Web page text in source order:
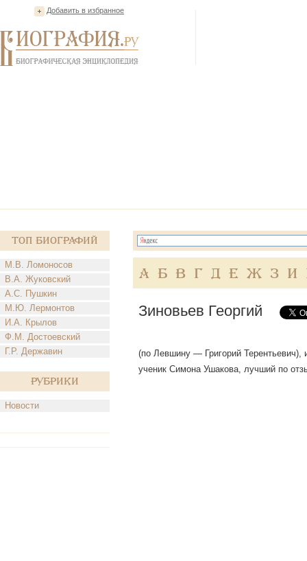
Добавить в избранное
Топ Биографий
М.В. Ломоносов
В.А. Жуковский
А.С. Пушкин
М.Ю. Лермонтов
И.А. Крылов
Ф.М. Достоевский
Г.Р. Державин
Рубрики
Новости
А Б В Г Д Е Ж З И
Зиновьев Георгий
(по Левшину — Григорий Терентьевич),
ученик Симона Ушакова, лучший по